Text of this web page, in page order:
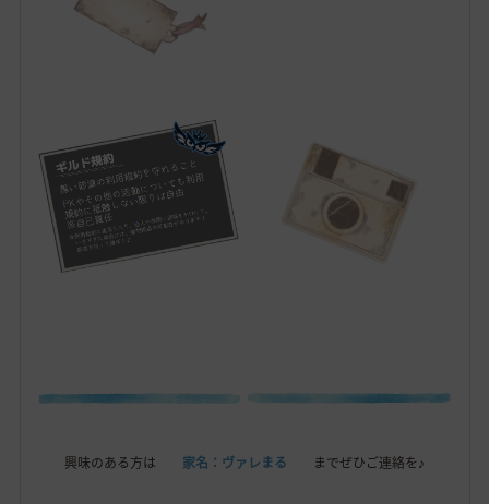
興味のある方は 家名：ヴァレまる までぜひご連絡を♪